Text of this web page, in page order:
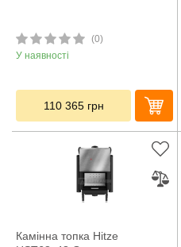
(0)
У наявності
110 365 грн
Камінна топка Hitze